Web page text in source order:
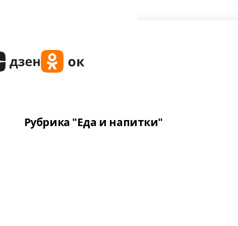
Рубрика "Еда и напитки"